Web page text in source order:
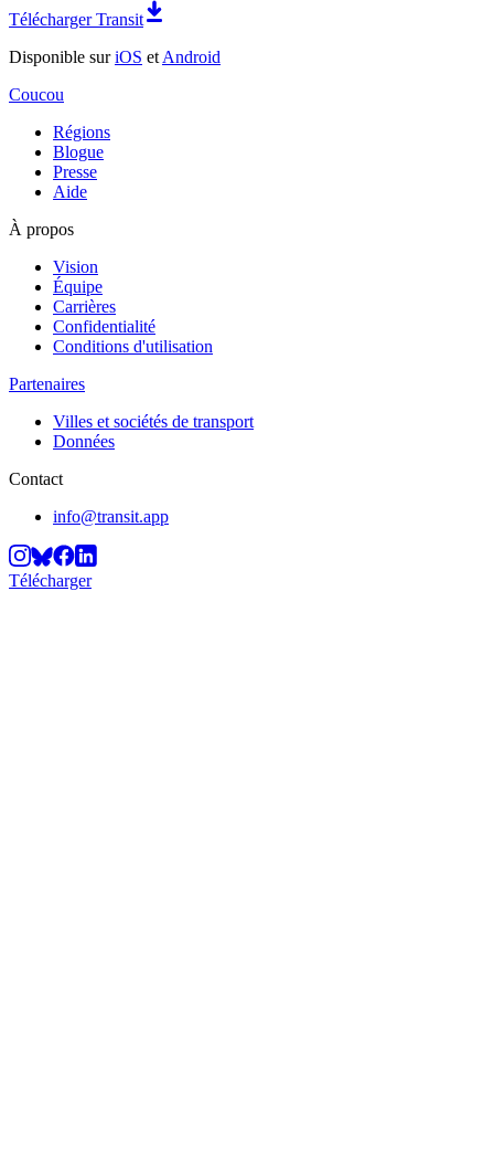
Télécharger Transit
Disponible suriOS et Android
Coucou
Régions
Blogue
Presse
Aide
À propos
Vision
Équipe
Carrières
Confidentialité
Conditions d'utilisation
Partenaires
Villes et sociétés de transport
Données
Contact
info@transit.app
Télécharger